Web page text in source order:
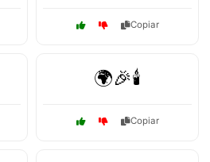
Copiar
🌍🎉🕯️
Copiar